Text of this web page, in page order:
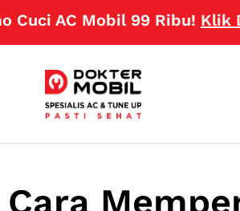
Mobil 99 Ribu!Klik Disini
Cara